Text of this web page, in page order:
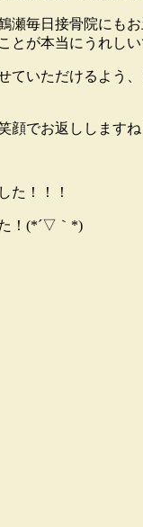
瀬毎日接骨院にも
とが本当にうれし
ていただけるよう
顔でお返しします
た！！！
！(*´▽｀*)